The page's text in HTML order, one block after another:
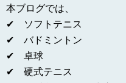
本ブログでは、
✔ ソフトテニス
✔ バドミントン
✔ 卓球
✔ 硬式テニス